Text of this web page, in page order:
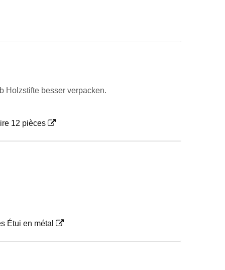
Holzstifte besser verpacken.
12 pièces
Étui en métal